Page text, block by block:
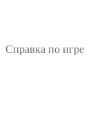
Справка по игре